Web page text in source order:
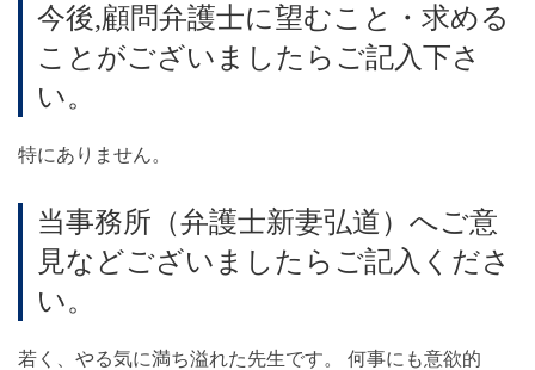
今後,顧問弁護士に望むこと・求める
ことがございましたらご記入下さ
い。
特にありません。
当事務所（弁護士新妻弘道）へご意
見などございましたらご記入くださ
い。
若く、やる気に満ち溢れた先生です。 何事にも意欲的